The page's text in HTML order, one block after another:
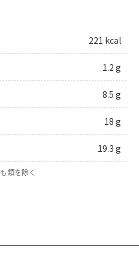
221 kcal
1.2 g
8.5 g
18 g
19.3 g
類を除く